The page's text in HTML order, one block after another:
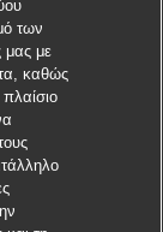
των
μας με
καθώς